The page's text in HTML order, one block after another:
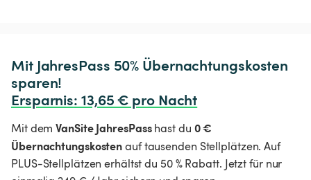
Mit JahresPass 50% Übernachtungskosten
Ersparnis: 13,65 € pro Nacht
Mit demVanSite JahresPasshast du 0 €
Übernachtungskostenauf tausenden Stellplätzen. Auf
PLUS-Stellplätzen erhältst du 50 % Rabatt. Jetzt für nur